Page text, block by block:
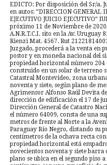
EDICTO: Por disposición del Sr/a.
en autos: “DIRECCION GENERAL
EJECUTIVO JUICIO EJECUTIVO”
próximo 11 de Noviembre de
A.N.R.T.C.I. sito en la Av.
Rienzi Mat. 4567. Rut
Juzgado, procederá a la venta en
postor y en moneda nacional del
propiedad horizontal número
construido en un solar de terreno
Catastral Montevideo, zona
noventa y siete, según plano de
Agrimensor Alfonso Raúl Devita
dirección de edificación el 17 de
Dirección General de Catastro
el número 64009, consta de una
metros de frente al Norte a la
Paraguay Río Negro, distando su
centímetros de la ochava recta
propiedad horizontal está
novecientos noventa y siete barra
plano se ubica en el segundo piso